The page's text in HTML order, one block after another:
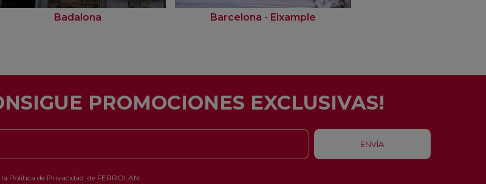
Badalona Barcelona - Eixample
PROMOCIONES EXCLUSIVAS!
Política de Privacidad de FERROLAN